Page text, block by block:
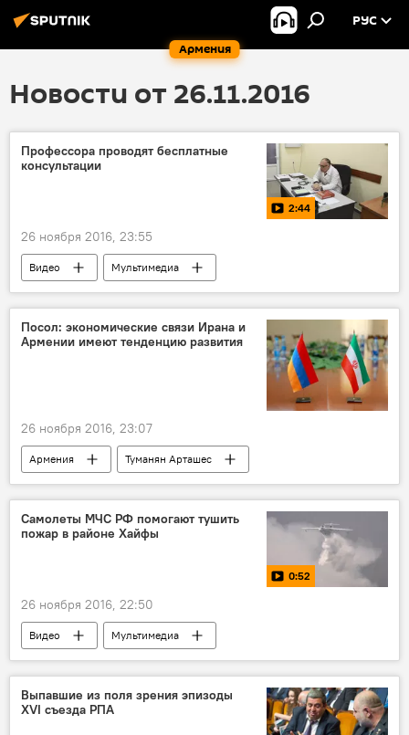
Армения
РУС
Новости от 26.11.2016
Профессора проводят бесплатные
консультации
2:44
26 ноября 2016, 23:55
Видео
Мультимедиа
бесплатные консультационные услуги в университетской клинике "Гераци"
Посол: экономические связи Ирана и
Армении имеют тенденцию развития
26 ноября 2016, 23:07
Армения
Туманян Арташес
армяно-иранское сотрудничество
Самолеты МЧС РФ помогают тушить
пожар в районе Хайфы
0:52
26 ноября 2016, 22:50
Видео Мультимедиа
Выпавшие из поля зрения эпизоды
XVI съезда РПА